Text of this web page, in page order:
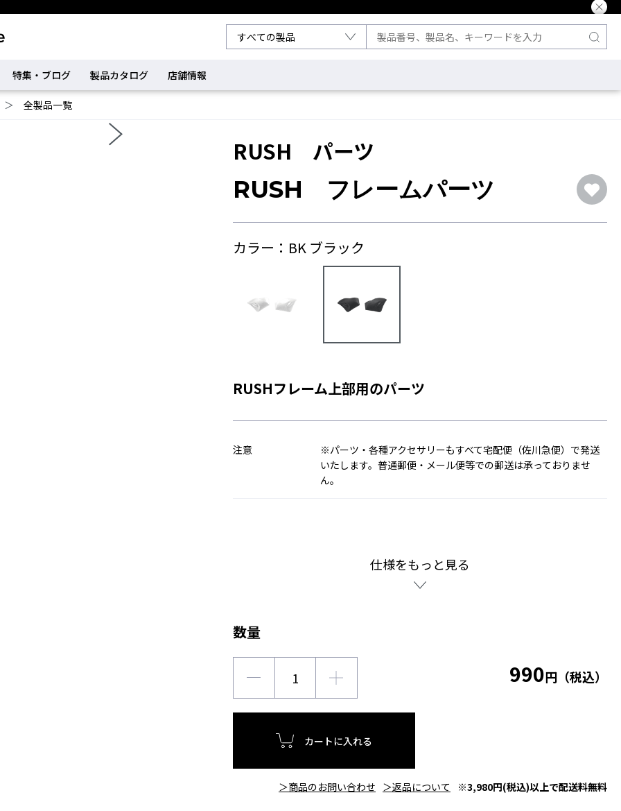
特集・ブログ 製品カタログ 店舗情報
＞ 全製品一覧
RUSH パーツ
RUSH フレームパーツ
カラー：BK ブラック
RUSHフレーム上部用のパーツ
注意
※パーツ・各種アクセサリーもすべて宅配便（佐川急便）で発送
いたします。普通郵便・メール便等での郵送は承っておりませ
ん。
仕様をもっと見る
数量
990円（税込）
カートに入れる
＞商品のお問い合わせ ＞返品について ※3,980円(税込)以上で配送料無料